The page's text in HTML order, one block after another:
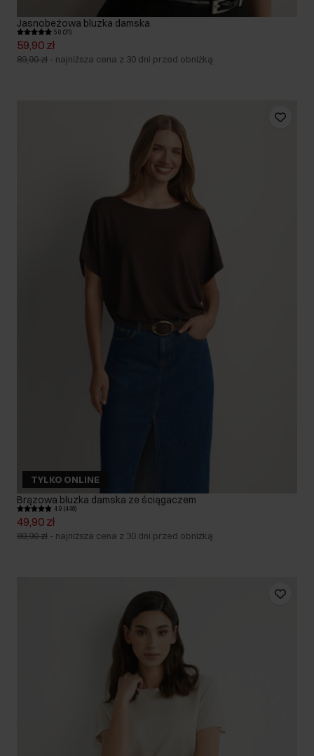
Jasnobeżowa bluzka damska
5.0 (31)
59,90 zł
89,90 zł - najniższa cena z 30 dni przed obniżką
TYLKO ONLINE
Brązowa bluzka damska ze ściągaczem
4.9 (446)
49,90 zł
89,90 zł - najniższa cena z 30 dni przed obniżką